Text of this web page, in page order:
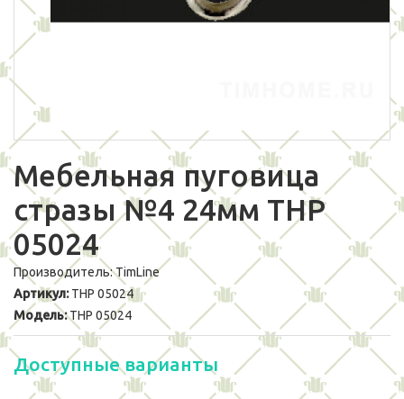
Мебельная пуговица
стразы №4 24мм THP
05024
Производитель:TimLine
Артикул: THP 05024
Модель:THP 05024
Доступные варианты